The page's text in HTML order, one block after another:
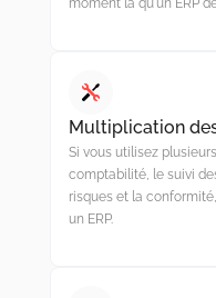
moment là qu'un ERP
Multiplication
Si vous utilisez
comptabilité, le suivi
risques et la
un ERP.